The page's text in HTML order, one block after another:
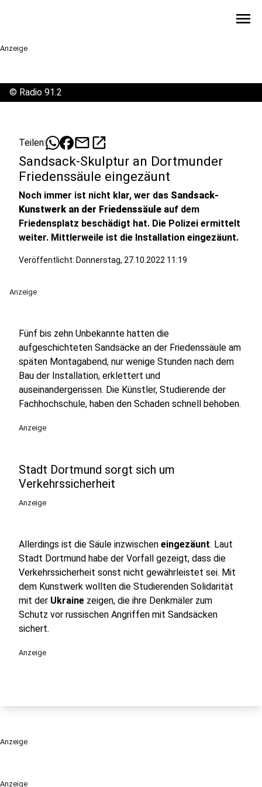
menu
Anzeige
Anzeige
© Radio 91.2
Teilen: mailopen_in_new
Sandsack-Skulptur an Dortmunder
Friedenssäule eingezäunt
Noch immer ist nicht klar, wer das Sandsack-
Kunstwerk an der Friedenssäule auf dem
Friedensplatz beschädigt hat. Die Polizei ermittelt
weiter. Mittlerweile ist die Installation eingezäunt.
Veröffentlicht: Donnerstag, 27.10.2022 11:19
Anzeige
Fünf bis zehn Unbekannte hatten die
aufgeschichteten Sandsäcke an der Friedenssäule am
späten Montagabend, nur wenige Stunden nach dem
Bau der Installation, erklettert und
auseinandergerissen. Die Künstler, Studierende der
Fachhochschule, haben den Schaden schnell behoben.
Anzeige
Stadt Dortmund sorgt sich um
Verkehrssicherheit
Anzeige
Allerdings ist die Säule inzwischen eingezäunt. Laut
Stadt Dortmund habe der Vorfall gezeigt, dass die
Verkehrssicherheit sonst nicht gewährleistet sei. Mit
dem Kunstwerk wollten die Studierenden Solidarität
mit der Ukraine zeigen, die ihre Denkmäler zum
Schutz vor russischen Angriffen mit Sandsäcken
sichert.
Anzeige
Anzeige